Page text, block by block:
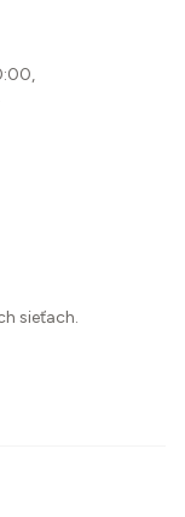
sieťach.